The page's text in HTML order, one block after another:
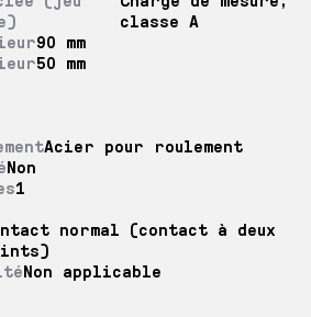
classe A
90 mm
50 mm
Acier pour roulement
Non
1
normal (contact à deux
Non applicable